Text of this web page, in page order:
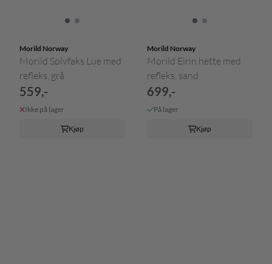
Morild Norway
Morild Sølvfaks Lue med
refleks, grå
559,-
Ikke på lager
Kjøp
Morild Norway
Morild Eirin hette med
refleks, sand
699,-
På lager
Kjøp